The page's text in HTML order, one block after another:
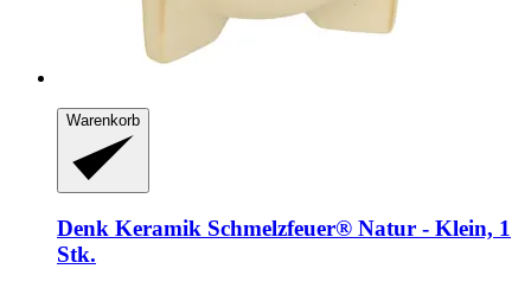
Warenkorb
Denk Keramik Schmelzfeuer® Natur -​ Klein, 1
Stk.